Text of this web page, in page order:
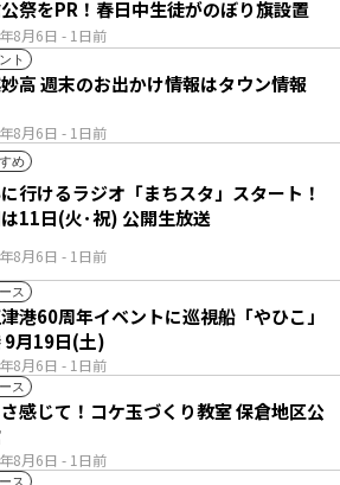
8月6日 - 1日前
祭をPR！春日中生徒がのぼり旗設置
ト
8月6日 - 1日前
高 週末のお出かけ情報はタウン情報
め
8月6日 - 1日前
行けるラジオ「まちスタ」スタート！
11日(火･祝) 公開生放送
ス
8月6日 - 1日前
港60周年イベントに巡視船「やひこ」
入港 9月19日(土)
ス
8月6日 - 1日前
感じて！コケ玉づくり教室 保倉地区公
ス